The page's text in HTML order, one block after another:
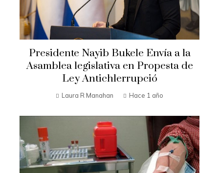
Presidente Nayib Bukele Envía a la
Asamblea legislativa en Propesta de
Ley Antichlerrupció
Laura R Manahan Hace 1 año